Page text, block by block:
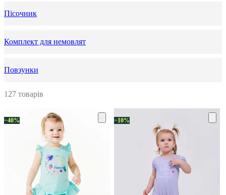
Пісочник
Комплект для немовлят
Повзунки
127 товарів
−40% −10%